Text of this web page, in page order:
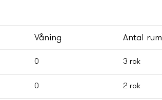
Våning Antal rum
0 3 rok
0 2 rok